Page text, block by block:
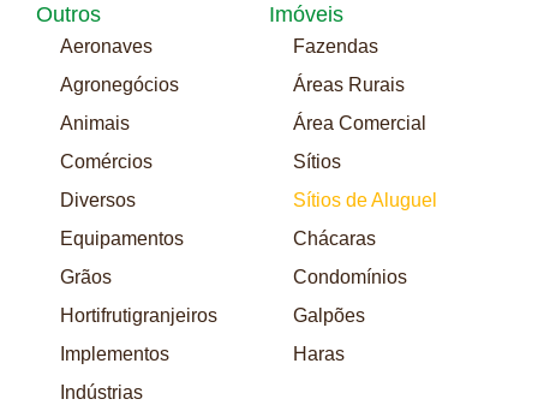
Imóveis
Fazendas
Áreas Rurais
Área Comercial
Sítios
Sítios de Aluguel
Chácaras
Condomínios
Galpões
Haras
Outros
Aeronaves
Agronegócios
Animais
Comércios
Diversos
Equipamentos
Grãos
Hortifrutigranjeiros
Implementos
Indústrias